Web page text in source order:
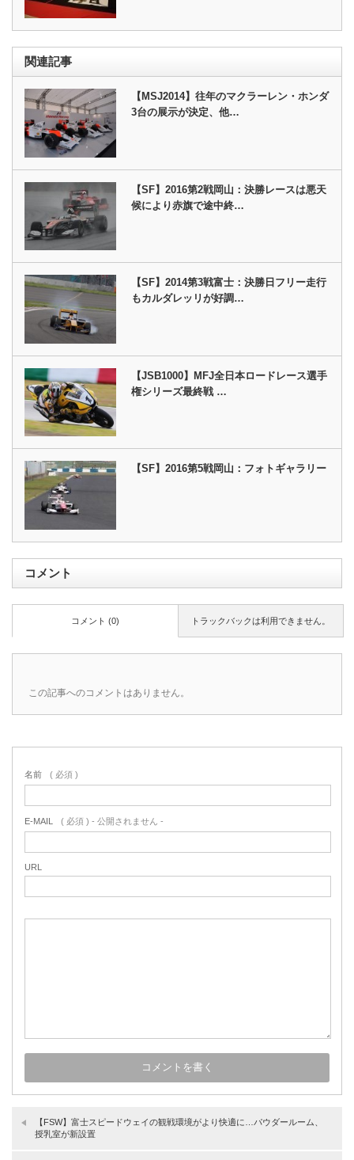
関連記事
【MSJ2014】往年のマクラーレン・ホンダ
3台の展示が決定、他…
【SF】2016第2戦岡山：決勝レースは悪天
候により赤旗で途中終…
【SF】2014第3戦富士：決勝日フリー走行
もカルダレッリが好調…
【JSB1000】MFJ全日本ロードレース選手
権シリーズ最終戦 …
【SF】2016第5戦岡山：フォトギャラリー
コメント
トラックバックは利用できません。
コメント (0)
この記事へのコメントはありません。
名前 ( 必須 )
E-MAIL ( 必須 ) - 公開されません -
URL
【FSW】富士スピードウェイの観戦環境がより快適に…パウダールーム、
授乳室が新設置